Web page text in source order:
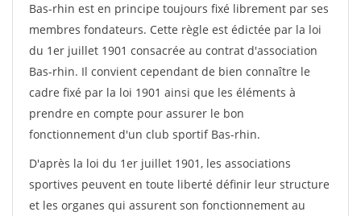
Bas-rhin est en principe toujours fixé librement par ses
membres fondateurs. Cette règle est édictée par la loi
du 1er juillet 1901 consacrée au contrat d'association
Bas-rhin. Il convient cependant de bien connaître le
cadre fixé par la loi 1901 ainsi que les éléments à
prendre en compte pour assurer le bon
fonctionnement d'un club sportif Bas-rhin.
D'après la loi du 1er juillet 1901, les associations
sportives peuvent en toute liberté définir leur structure
et les organes qui assurent son fonctionnement au